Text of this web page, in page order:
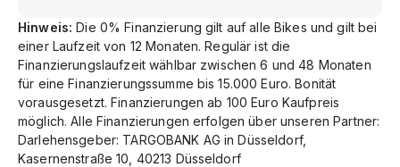
Hinweis: Die 0% Finanzierung gilt auf alle Bikes und gilt bei
einer Laufzeit von 12 Monaten. Regulär ist die
Finanzierungslaufzeit wählbar zwischen 6 und 48 Monaten
für eine Finanzierungssumme bis 15.000 Euro. Bonität
vorausgesetzt. Finanzierungen ab 100 Euro Kaufpreis
möglich. Alle Finanzierungen erfolgen über unseren Partner:
Darlehensgeber: TARGOBANK AG in Düsseldorf,
Kasernenstraße 10, 40213 Düsseldorf